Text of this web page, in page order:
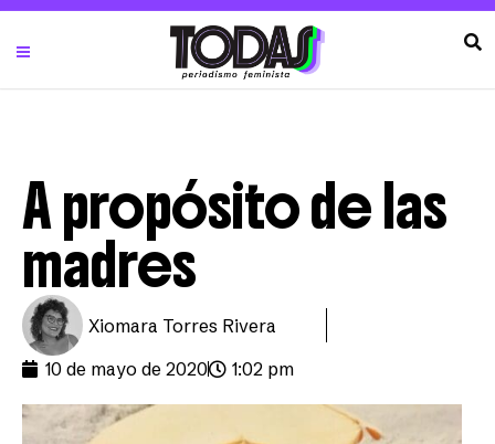
A propósito de las
madres
Xiomara Torres Rivera
10 de mayo de 2020
1:02 pm